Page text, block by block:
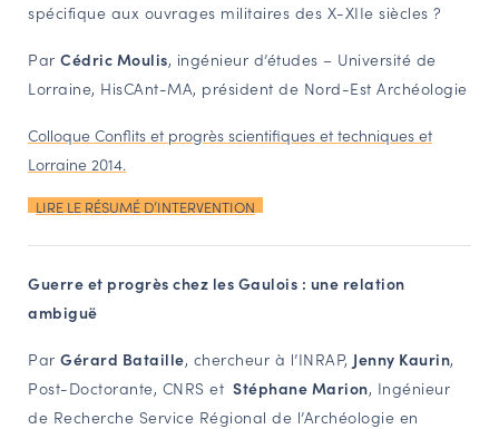
spécifique aux ouvrages militaires des X-XIIe siècles ?
Par Cédric Moulis, ingénieur d’études – Université de
Lorraine, HisCAnt-MA, président de Nord-Est Archéologie
Colloque Conflits et progrès scientifiques et techniques et
Lorraine 2014.
LIRE LE RÉSUMÉ D’INTERVENTION
Guerre et progrès chez les Gaulois : une relation
ambiguë
Par Gérard Bataille, chercheur à l’INRAP, Jenny Kaurin,
Post-Doctorante, CNRS et Stéphane Marion, Ingénieur
de Recherche Service Régional de l’Archéologie en